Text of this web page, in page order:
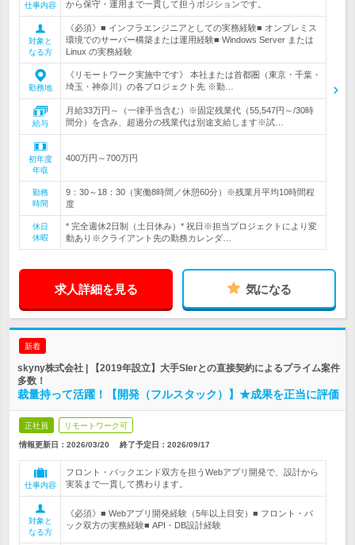
仕事内容 から保守・運用まで一貫して担うポジションです。
対象と
なる方
《必須》■ インフラエンジニアとしての実務経験■ オンプレミス
環境でのサーバー構築または運用経験■ Windows Server または
Linux の実務経験
勤務地
《リモートワーク実施中です》 本社または首都圏（東京・千葉・
埼玉・神奈川）の各プロジェクト先 ※勤…
給与
月給33万円～（一律手当含む）※固定残業代（55,547円～/30時
間分）を含み、超過分の残業代は別途支給します※試…
初年度
年収
400万円～700万円
勤務
時間
9：30～18：30（実働8時間／休憩60分）※残業月平均10時間程
度
休日
休暇
* 完全週休2日制（土日休み）* 祝日※担当プロジェクトにより変
動あり※クライアント先の勤務カレンダ…
求人詳細を見る 気になる
新着
skyny株式会社 | 【2019年設立】大手SIerとの直接契約によるプライム案件
多数！
裁量持って活躍！【開発（フルスタック）】★成果を正当に評価
正社員 リモートワーク可
情報更新日：2026/03/20 終了予定日： 2026/09/17
仕事内容
フロント・バックエンド双方を担うWebアプリ開発で、設計から
実装まで一貫して携わります。
対象と
なる方
《必須》■ Webアプリ開発経験（5年以上目安）■ フロント・バ
ック双方の実務経験■ API・DB設計経験